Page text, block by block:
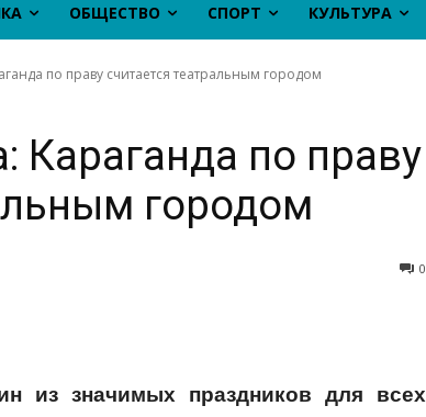
ОБЩЕСТВО СПОРТ КУЛЬТУРА
по праву считается театральным городом
Караганда по праву
городом
0
из значимых праздников для всех